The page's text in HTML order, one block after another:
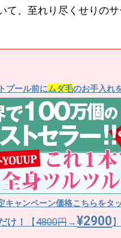
て、至れり尽くせりの
プール前にムダ毛のお手入れ
キャンペーン価格こちらをタ
け！ 【4800円→¥2900】